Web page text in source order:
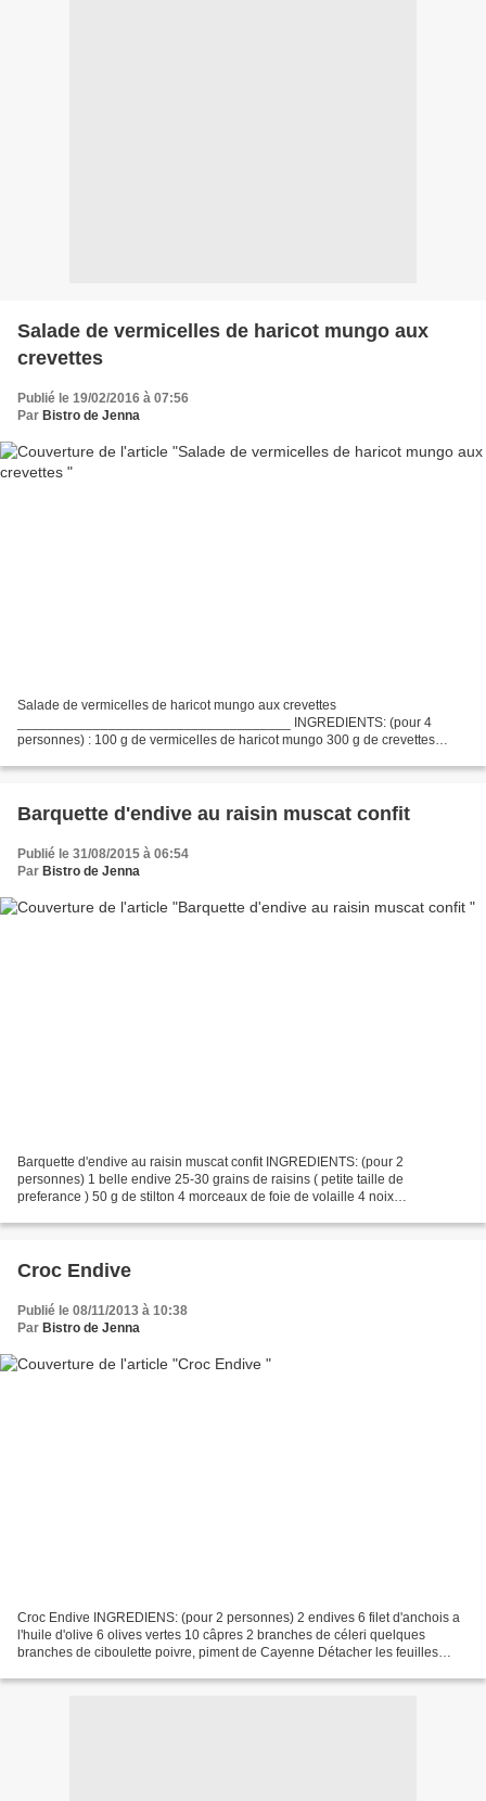
Salade de vermicelles de haricot mungo aux
crevettes
Publié le 19/02/2016 à 07:56
Par Bistro de Jenna
Salade de vermicelles de haricot mungo aux crevettes
____________________________________ INGREDIENTS: (pour 4
personnes) : 100 g de vermicelles de haricot mungo 300 g de crevettes
Barquette d'endive au raisin muscat confit
Publié le 31/08/2015 à 06:54
Par Bistro de Jenna
Barquette d'endive au raisin muscat confit INGREDIENTS: (pour 2
personnes) 1 belle endive 25-30 grains de raisins ( petite taille de
preferance ) 50 g de stilton 4 morceaux de foie de volaille 4 noix
Croc Endive
Publié le 08/11/2013 à 10:38
Par Bistro de Jenna
Croc Endive INGREDIENS: (pour 2 personnes) 2 endives 6 filet d'anchois a
l'huile d'olive 6 olives vertes 10 câpres 2 branches de céleri quelques
branches de ciboulette poivre, piment de Cayenne Détacher les feuilles